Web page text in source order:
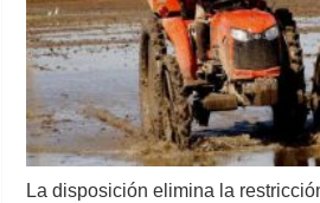
La disposición elimina la